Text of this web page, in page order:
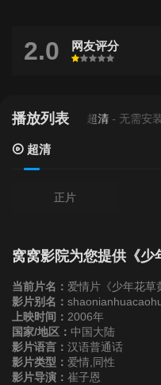
2.0 网友评分
很差
较差还行推荐力荐
播放列表
当前资源来源 超清- 无需安装
超清
正片
窝窝影院为您提供《少
当前片名： 爱情片《少年花草
影片别名：
上映时间： 2006年
国家/地区： 中国大陆
影片语言： 汉语普通话
影片类型： 爱情,同性
影片导演： 崔子恩